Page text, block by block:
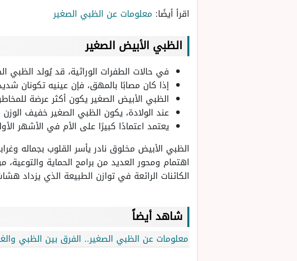
اقرأ أيضًا: معلومات عن الظبي الصغير
الظبي الأبيض الصغير
في حالات الطفرات الوراثية، قد يُولد
إذا كان مصابًا بالمهق، فإن عينيه تكونان
الظبي الأبيض الصغير يكون أكثر عرضة
عند الولادة، يكون الظبي الصغير خفيف
يعتمد اعتمادًا كبيرًا على الأم في الأشهر
الظبي الأبيض مخلوق نادر يأسر القلوب بجماله
اهتمام ومحور العديد من برامج الحماية
الكائنات الرائعة في توازن الطبيعة الذي يزداد
شاهد أيضاً
معلومات عن الظبي الصغير.. الفرق بين الظبي